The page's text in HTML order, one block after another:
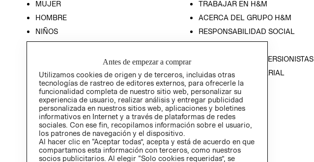
MUJER
HOMBRE
NIÑOS
TRABAJAR EN H&M
ACERCA DEL GRUPO H&M
RESPONSABILIDAD SOCIAL
RELACIÓN CON INVERSIONISTAS
POLÍTICA EMPRESARIAL
Antes de empezar a comprar
Utilizamos cookies de origen y de terceros, incluidas otras
tecnologías de rastreo de editores externos, para ofrecerle la
funcionalidad completa de nuestro sitio web, personalizar su
experiencia de usuario, realizar análisis y entregar publicidad
personalizada en nuestros sitios web, aplicaciones y boletines
informativos en Internet y a través de plataformas de redes
sociales. Con ese fin, recopilamos información sobre el usuario,
los patrones de navegación y el dispositivo.
Al hacer clic en “Aceptar todas”, acepta y está de acuerdo en que
compartamos esta información con terceros, como nuestros
socios publicitarios. Al elegir “Solo cookies requeridas”, se